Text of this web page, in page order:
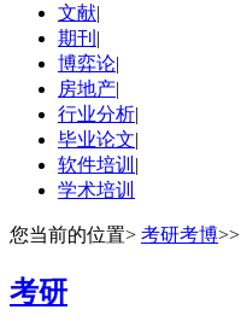
文献|
期刊 |
博弈论|
房地产|
行业分析|
毕业论文|
软件培训 |
学术培训
您当前的位置> 考研考博>>
考研